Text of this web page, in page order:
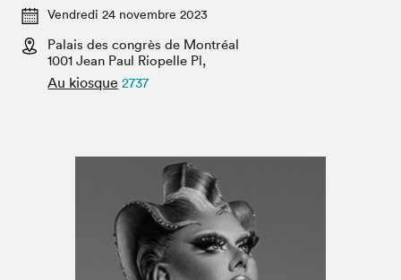
Espace enseignant·e·s
Espace médias
Vendredi 24 novembre 2023
Palais des congrès de Montréal
1001 Jean Paul Riopelle Pl,
Au kiosque 2737